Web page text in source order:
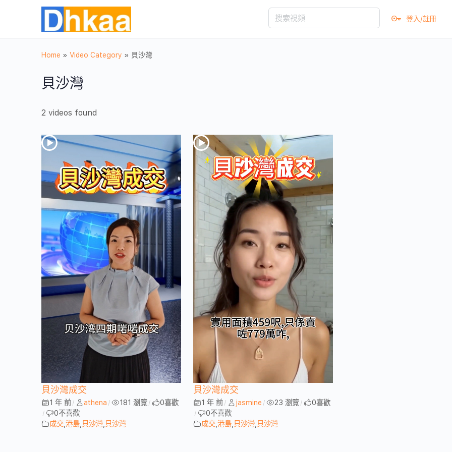
登入/註冊
Home » Video Category » 貝沙灣
貝沙灣
2 videos found
貝沙灣成交
1 年 前 / athena / 181 瀏覽 / 0喜歡
/ 0不喜歡
成交,港島,貝沙灣,貝沙灣
貝沙灣成交
1 年 前 / jasmine / 23 瀏覽 / 0喜歡
/ 0不喜歡
成交,港島,貝沙灣,貝沙灣